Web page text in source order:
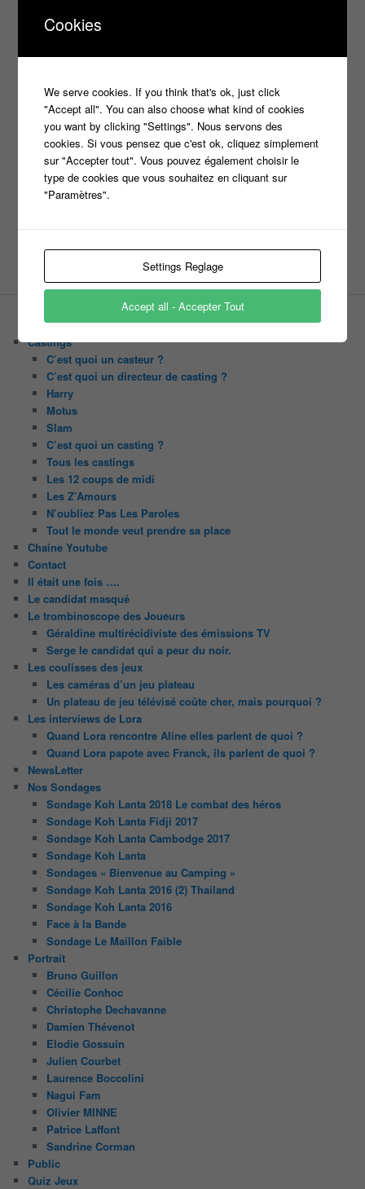
E-mail *
PAGES
Castings
C’est quoi un casteur ?
C’est quoi un directeur de casting ?
Harry
Motus
Slam
C’est quoi un casting ?
Tous les castings
Les 12 coups de midi
Les Z’Amours
N’oubliez Pas Les Paroles
Tout le monde veut prendre sa place
Chaine Youtube
Contact
Il était une fois ….
Le candidat masqué
Le trombinoscope des Joueurs
Géraldine multirécidiviste des émissions TV
Serge le candidat qui a peur du noir.
Les coulisses des jeux
Les caméras d’un jeu plateau
Un plateau de jeu télévisé coûte cher, mais pourquoi ?
Les interviews de Lora
Quand Lora rencontre Aline elles parlent de quoi ?
Quand Lora papote avec Franck, ils parlent de quoi ?
NewsLetter
Nos Sondages
Sondage Koh Lanta 2018 Le combat des héros
Sondage Koh Lanta Fidji 2017
Sondage Koh Lanta Cambodge 2017
Sondage Koh Lanta
Sondages « Bienvenue au Camping »
Sondage Koh Lanta 2016 (2) Thailand
Sondage Koh Lanta 2016
Face à la Bande
Sondage Le Maillon Faible
Portrait
Bruno Guillon
Cécilie Conhoc
Christophe Dechavanne
Damien Thévenot
Elodie Gossuin
Julien Courbet
Laurence Boccolini
Nagui Fam
Olivier MINNE
Patrice Laffont
Sandrine Corman
Public
Quiz Jeux
Cookies
We serve cookies. If you think that's ok, just click
"Accept all". You can also choose what kind of cookies
you want by clicking "Settings". Nous servons des
cookies. Si vous pensez que c'est ok, cliquez simplement
sur "Accepter tout". Vous pouvez également choisir le
type de cookies que vous souhaitez en cliquant sur
"Paramètres".
Settings Reglage
Accept all - Accepter Tout